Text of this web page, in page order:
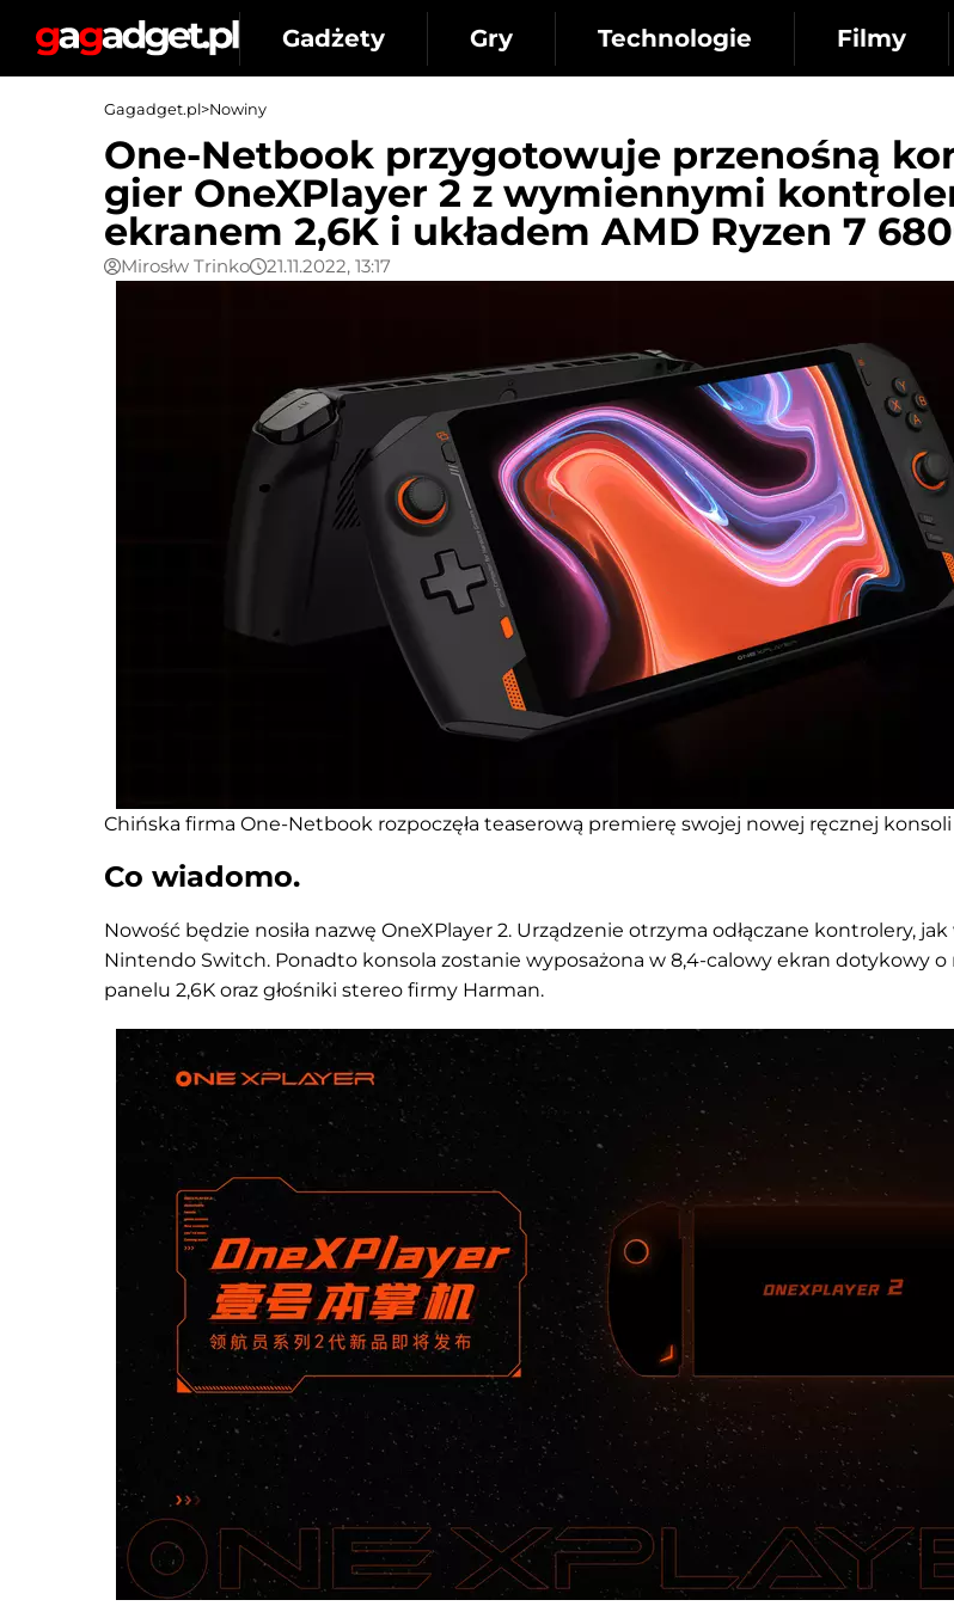
Gadżety Gry Technologie Filmy
Gagadget.pl>Nowiny
One-Netbook przygotowuje przenośną
gier OneXPlayer 2 z wymiennymi
ekranem 2,6K i układem AMD Ryzen 7
Mirosłw Trinko 21.11.2022, 13:17
Chińska firma One-Netbook rozpoczęła teaserową premierę swojej nowej ręcznej
Co wiadomo.
Nowość będzie nosiła nazwę OneXPlayer 2. Urządzenie otrzyma odłączane kontrolery,
Nintendo Switch. Ponadto konsola zostanie wyposażona w 8,4-calowy ekran dotykowy o
panelu 2,6K oraz głośniki stereo firmy Harman.